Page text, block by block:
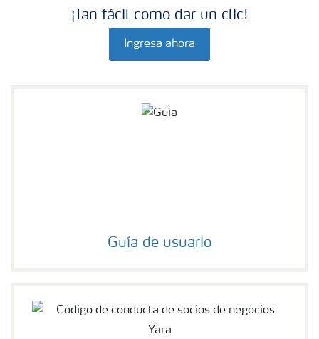
¡Tan fácil como dar un clic!
Ingresa ahora
Guía de usuario